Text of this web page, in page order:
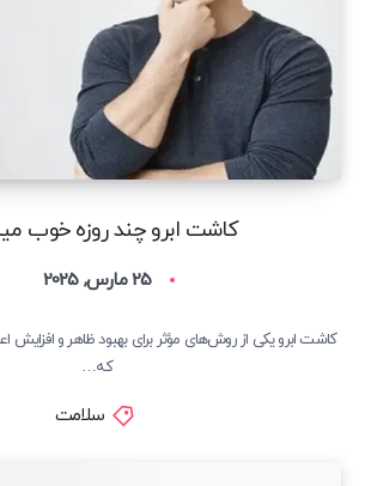
کاشت ابرو چند روزه خوب
25 مارس, 2025
کاشت ابرو یکی از روش‌های مؤثر برای بهبود ظاهر و افزایش
که…
سلامت